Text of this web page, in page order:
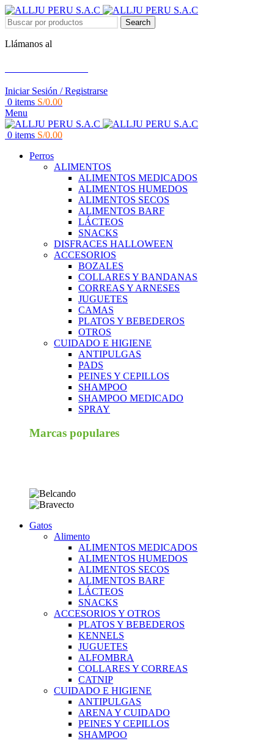
Search
Llámanos al
Iniciar Sesión / Registrarse
0 items S/0.00
Menu
0 items S/0.00
Perros
ALIMENTOS
ALIMENTOS MEDICADOS
ALIMENTOS HUMEDOS
ALIMENTOS SECOS
ALIMENTOS BARF
LÁCTEOS
SNACKS
DISFRACES HALLOWEEN
ACCESORIOS
BOZALES
COLLARES Y BANDANAS
CORREAS Y ARNESES
JUGUETES
CAMAS
PLATOS Y BEBEDEROS
OTROS
CUIDADO E HIGIENE
ANTIPULGAS
PADS
PEINES Y CEPILLOS
SHAMPOO
SHAMPOO MEDICADO
SPRAY
Marcas populares
Gatos
Alimento
ALIMENTOS MEDICADOS
ALIMENTOS HUMEDOS
ALIMENTOS SECOS
ALIMENTOS BARF
LÁCTEOS
SNACKS
ACCESORIOS Y OTROS
PLATOS Y BEBEDEROS
KENNELS
JUGUETES
ALFOMBRA
COLLARES Y CORREAS
CATNIP
CUIDADO E HIGIENE
ANTIPULGAS
ARENA Y CUIDADO
PEINES Y CEPILLOS
SHAMPOO